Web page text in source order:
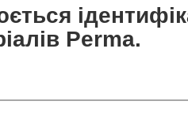
Perma.